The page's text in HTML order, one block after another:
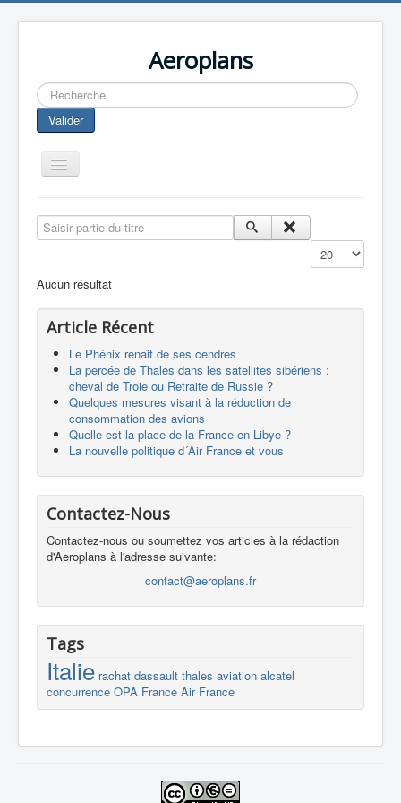
Aeroplans
Rechercher
Valider
Toggle
Navigation
Aviation Commerciale
Europespace
Drones
Saisir partie du titre
Affichage #
Aucun résultat
Article Récent
Le Phénix renait de ses cendres
La percée de Thales dans les satellites sibériens :
cheval de Troie ou Retraite de Russie ?
Quelques mesures visant à la réduction de
consommation des avions
Quelle-est la place de la France en Libye ?
La nouvelle politique d´Air France et vous
Contactez-Nous
Contactez-nous ou soumettez vos articles à la rédaction
d'Aeroplans à l'adresse suivante:
contact@aeroplans.fr
Tags
Italie rachat dassault thales aviation alcatel
concurrence OPA France Air France